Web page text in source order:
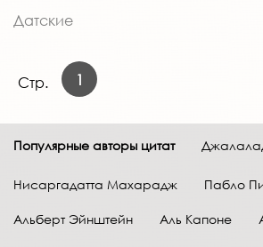
Датские
Стр. 1
Популярные авторы цитат
Нисаргадатта Махарадж Пабло
Альберт Эйнштейн Аль Капоне